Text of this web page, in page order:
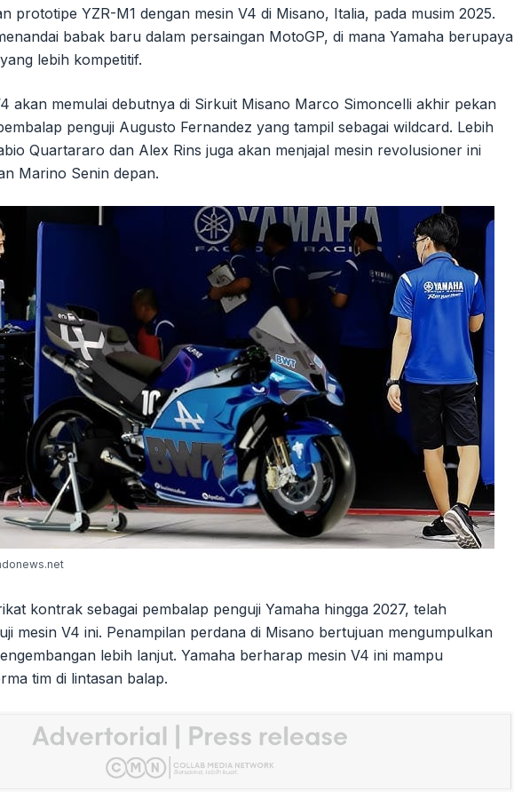
prototipe YZR-M1 dengan mesin V4 di Misano, Italia, pada musim 2025.
babak baru dalam persaingan MotoGP, di mana Yamaha berupaya
lebih kompetitif.
akan memulai debutnya di Sirkuit Misano Marco Simoncelli akhir pekan
penguji Augusto Fernandez yang tampil sebagai wildcard. Lebih
Quartararo dan Alex Rins juga akan menjajal mesin revolusioner ini
Marino Senin depan.
kontrak sebagai pembalap penguji Yamaha hingga 2027, telah
mesin V4 ini. Penampilan perdana di Misano bertujuan mengumpulkan
lebih lanjut. Yamaha berharap mesin V4 ini mampu
tim di lintasan balap.